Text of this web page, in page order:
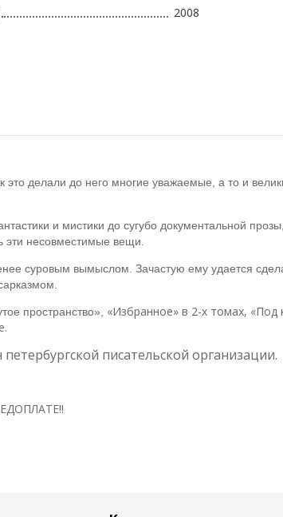
2008
делали до него многие уважаемые, а то и
и мистики до сугубо документальной прозы,
эти несовместимые вещи.
суровым вымыслом. Зачастую ему удается
пространство», «Избранное» в 2-х томах, «Под
писательской организации.